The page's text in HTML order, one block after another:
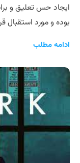
ایجاد حس تعلیق و
بوده و مورد استقبال
ادامه مطلب